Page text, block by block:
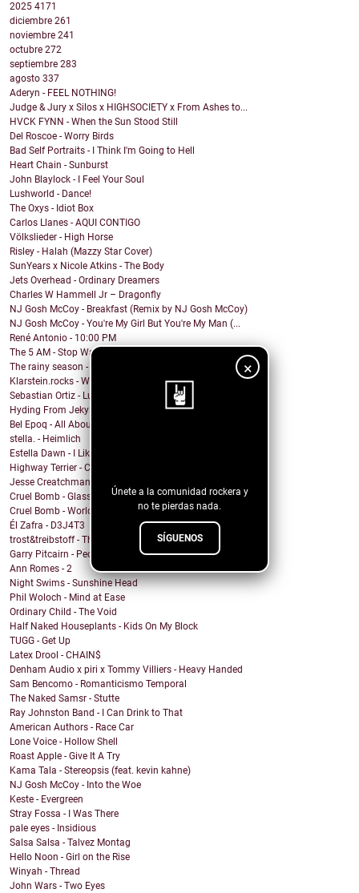
×
Únete a la comunidad rockera y
no te pierdas nada.
SÍGUENOS
2025 4171
diciembre 261
noviembre 241
octubre 272
septiembre 283
agosto 337
Aderyn - FEEL NOTHING!
Judge & Jury x Silos x HIGHSOCIETY x From Ashes to...
HVCK FYNN - When the Sun Stood Still
Del Roscoe - Worry Birds
Bad Self Portraits - I Think I'm Going to Hell
Heart Chain - Sunburst
John Blaylock - I Feel Your Soul
Lushworld - Dance!
The Oxys - Idiot Box
Carlos Llanes - AQUI CONTIGO
Völkslieder - High Horse
Risley - Halah (Mazzy Star Cover)
SunYears x Nicole Atkins - The Body
Jets Overhead - Ordinary Dreamers
Charles W Hammell Jr – Dragonfly
NJ Gosh McCoy - Breakfast (Remix by NJ Gosh McCoy)
NJ Gosh McCoy - You're My Girl But You're My Man (...
René Antonio - 10:00 PM
The 5 AM - Stop Wait A Minute
The rainy season - In This Moment
Klarstein.rocks - When I'm Burning Matches
Sebastian Ortiz - Lust Fun Love
Hyding From Jekyll - Along The Line
Bel Epoq - All About You
stella. - Heimlich
Estella Dawn - I Like It Rough
Highway Terrier - Covid Blues
Jesse Creatchman - Heat Of The Summer Night
Cruel Bomb - Glass House
Cruel Bomb - World Breaker
Él Zafra - D3J4T3
trost&treibstoff - They Don't Need a Photographer
Garry Pitcairn - People Eat People
Ann Romes - 2
Night Swims - Sunshine Head
Phil Woloch - Mind at Ease
Ordinary Child - The Void
Half Naked Houseplants - Kids On My Block
TUGG - Get Up
Latex Drool - CHAIN$
Denham Audio x piri x Tommy Villiers - Heavy Handed
Sam Bencomo - Romanticismo Temporal
The Naked Samsr - Stutte
Ray Johnston Band - I Can Drink to That
American Authors - Race Car
Lone Voice - Hollow Shell
Roast Apple - Give It A Try
Kama Tala - Stereopsis (feat. kevin kahne)
NJ Gosh McCoy - Into the Woe
Keste - Evergreen
Stray Fossa - I Was There
pale eyes - Insidious
Salsa Salsa - Talvez Montag
Hello Noon - Girl on the Rise
Winyah - Thread
John Wars - Two Eyes